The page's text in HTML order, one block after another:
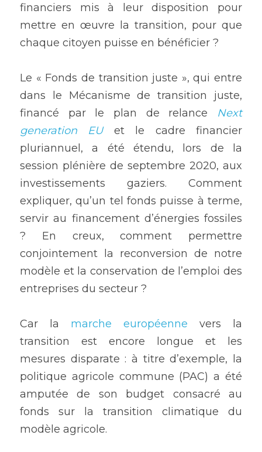
financiers mis à leur disposition pour
mettre en œuvre la transition, pour que
chaque citoyen puisse en bénéficier ?
Le « Fonds de transition juste », qui entre
dans le Mécanisme de transition juste,
financé par le plan de relance Next
generation EU et le cadre financier
pluriannuel, a été étendu, lors de la
session plénière de septembre 2020, aux
investissements gaziers. Comment
expliquer, qu’un tel fonds puisse à terme,
servir au financement d’énergies fossiles
? En creux, comment permettre
conjointement la reconversion de notre
modèle et la conservation de l’emploi des
entreprises du secteur ?
Car la marche européenne vers la
transition est encore longue et les
mesures disparate : à titre d’exemple, la
politique agricole commune (PAC) a été
amputée de son budget consacré au
fonds sur la transition climatique du
modèle agricole.